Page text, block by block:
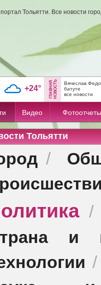
Тольятти. Все новости
+24°
Вячеслав
батуте
все новости
Видео Фотоотчеты
Тольятти
/
и